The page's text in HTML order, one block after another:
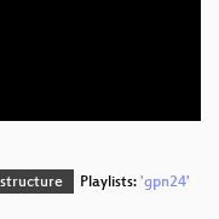
Playlists: 'gpn24'